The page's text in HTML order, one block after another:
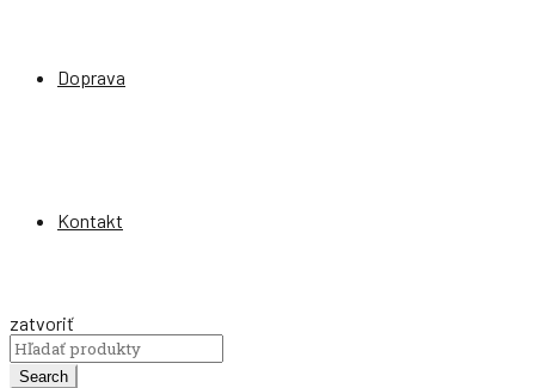
Doprava
Kontakt
zatvoriť
Search
for:
Search